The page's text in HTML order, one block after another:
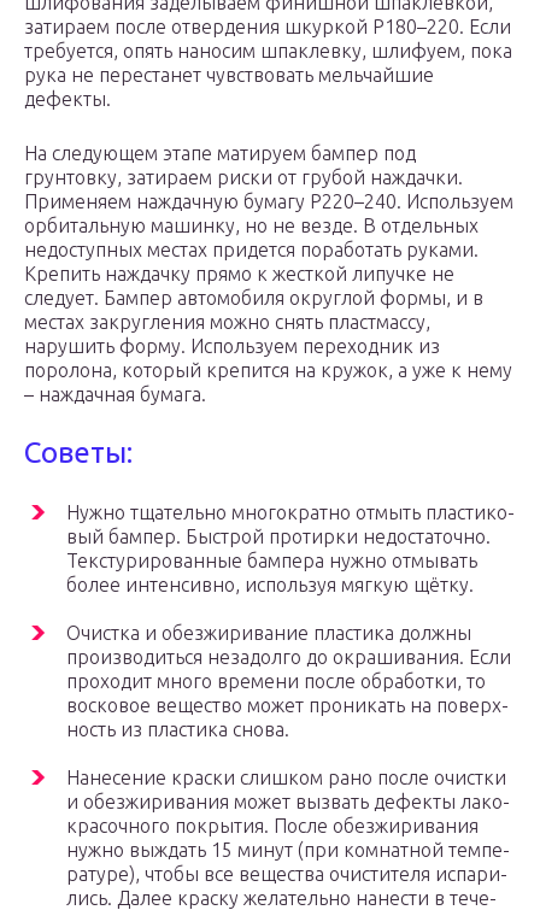
затираем после отвердения шкуркой Р180–220. Если
требуется, опять наносим шпаклевку, шлифуем, пока
рука не перестанет чувствовать мельчайшие
дефекты.
На следующем этапе матируем бампер под
грунтовку, затираем риски от грубой наждачки.
Применяем наждачную бумагу Р220–240. Используем
орбитальную машинку, но не везде. В отдельных
недоступных местах придется поработать руками.
Крепить наждачку прямо к жесткой липучке не
следует. Бампер автомобиля округлой формы, и в
местах закругления можно снять пластмассу,
нарушить форму. Используем переходник из
поролона, который крепится на кружок, а уже к нему
– наждачная бумага.
Советы:
Нуж­но тща­тель­но мно­го­крат­но отмыть пла­сти­ко­
вый бам­пер. Быст­рой про­тир­ки недо­ста­точ­но.
Тек­сту­ри­ро­ван­ные бам­пе­ра нуж­но отмы­вать
более интен­сив­но, исполь­зуя мяг­кую щётку.
Очист­ка и обез­жи­ри­ва­ние пла­сти­ка долж­ны
про­из­во­дить­ся неза­дол­го до окра­ши­ва­ния. Если
про­хо­дит мно­го вре­ме­ни после обра­бот­ки, то
вос­ко­вое веще­ство может про­ни­кать на поверх­
ность из пла­сти­ка снова.
Нане­се­ние крас­ки слиш­ком рано после очист­ки
и обез­жи­ри­ва­ния может вызвать дефек­ты лако­
кра­соч­но­го покры­тия. После обез­жи­ри­ва­ния
нуж­но выждать 15 минут (при ком­нат­ной тем­пе­
ра­ту­ре), что­бы все веще­ства очи­сти­те­ля испа­ри­
лись. Далее крас­ку жела­тель­но нане­сти в тече­